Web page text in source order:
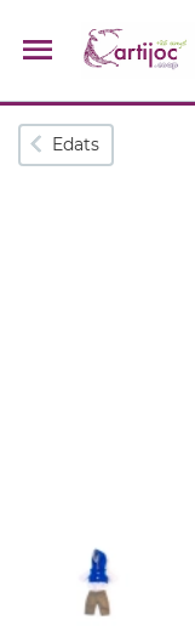
Cerques populars
Edats